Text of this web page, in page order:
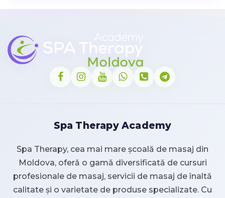
Spa Therapy Academy
Spa Therapy, cea mai mare școală de masaj din
Moldova, oferă o gamă diversificată de cursuri
profesionale de masaj, servicii de masaj de înaltă
calitate și o varietate de produse specializate. Cu